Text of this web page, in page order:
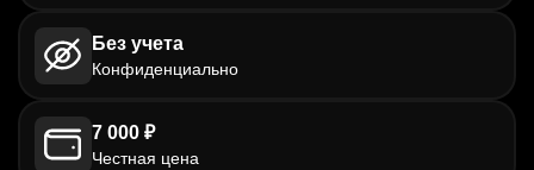
Без учета
Конфиденциально
7 000 ₽
Честная цена